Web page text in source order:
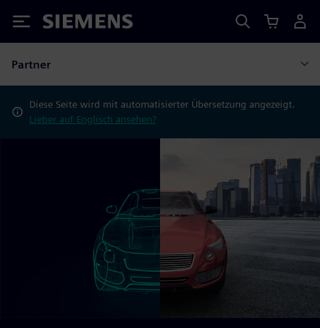
Siemens
Partner
Diese Seite wird mit automatisierter Übersetzung angezeigt.
Lieber auf Englisch ansehen?